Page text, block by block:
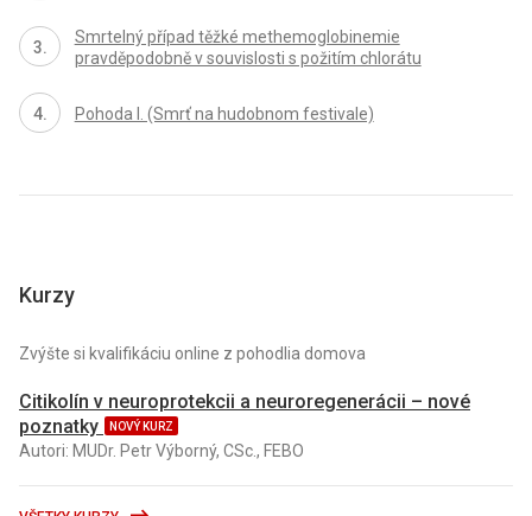
Smrtelný případ těžké methemoglobinemie
pravděpodobně v souvislosti s požitím chlorátu
Pohoda I. (Smrť na hudobnom festivale)
Kurzy
Zvýšte si kvalifikáciu online z pohodlia domova
Citikolín v neuroprotekcii a neuroregenerácii – nové
poznatky
NOVÝ KURZ
Autori: MUDr. Petr Výborný, CSc., FEBO